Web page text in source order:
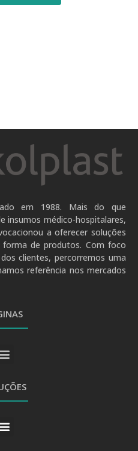
em 1988. Mais do que
insumos médico-hospitalares,
a oferecer soluções
forma de produtos. Com foco
clientes, percorremos uma
referência nos mercados